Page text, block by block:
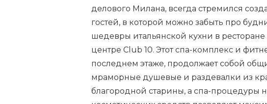
делового Милана, всегда стремился
гостей, в которой можно забыть про
шедевры итальянской кухни в ресторане
центре Club 10. Этот спа-комплекс и
последнем этаже, продолжает собой
мраморные душевые и раздевалки из
благородной старины, а спа-процедуры